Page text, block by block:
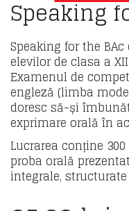
Speaking
Speaking for the
elevilor de clasa a
Examenul de
engleză (limba
doresc să-și
exprimare orală în
Lucrarea conține
proba orală
integrale,